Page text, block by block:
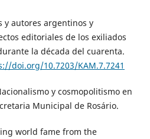
y autores argentinos y
editoriales de los exiliados
la década del cuarenta.
doi.org/10.7203/KAM.7.7241
y cosmopolitismo en
Municipal de Rosário.
world fame from the